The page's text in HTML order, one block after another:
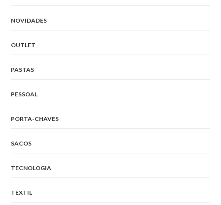
NOVIDADES
OUTLET
PASTAS
PESSOAL
PORTA-CHAVES
SACOS
TECNOLOGIA
TEXTIL